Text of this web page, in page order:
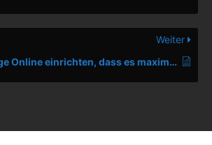
Weiter
Limit für Exchange Online einrichten, dass es maximal 10 Empfänger geben kann